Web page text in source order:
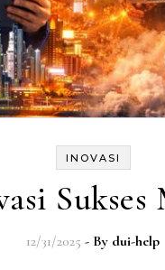
INOVASI
Sukses
12/31/2025 - By dui-help